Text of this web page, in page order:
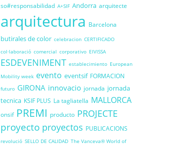
so#responsabilidad A+SIF Andorra arquitecte
arquitectura Barcelona
butirales de color celebracion CERTIFICADO
col·laboració comercial corporativo EIVISSA
ESDEVENIMENT establecimiento European
Mobility week evento eventsif FORMACION
futuro GIRONA innovacio jornada jornada
tecnica KSIF PLUS La tagliatella MALLORCA
onsif PREMI producto PROJECTE
proyecto proyectos PUBLICACIONS
revolució SELLO DE CALIDAD The Vanceva® World of